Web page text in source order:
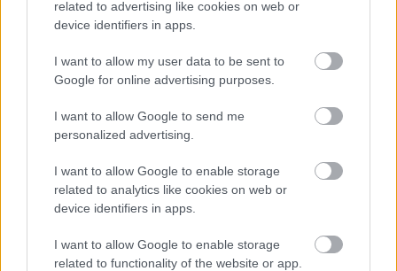
related to advertising like cookies on web or
device identifiers in apps.
I want to allow my user data to be sent to
Google for online advertising purposes.
I want to allow Google to send me
personalized advertising.
I want to allow Google to enable storage
related to analytics like cookies on web or
device identifiers in apps.
I want to allow Google to enable storage
related to functionality of the website or app.